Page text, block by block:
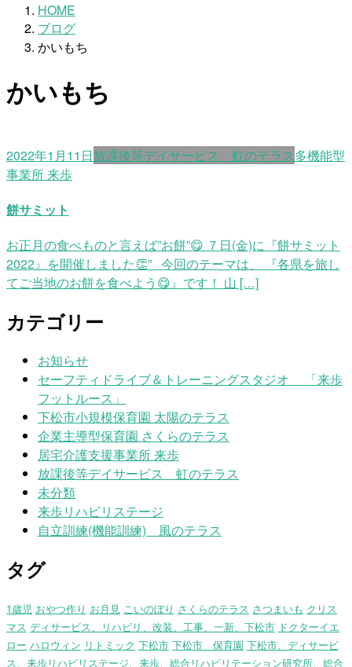
HOME
ブログ
かいもち
かいもち
2022年1月11日放課後等デイサービス 虹のテラス多機能型
事業所 来歩
餅サミット
お正月の食べものと言えば”お餅”😋 ７日(金)に『餅サミット
2022』を開催しました👏” 今回のテーマは、 『各県を旅し
てご当地のお餅を食べよう😋』です！ 山 […]
カテゴリー
お知らせ
セーフティドライブ＆トレーニングスタジオ 「来歩
フットルース」
下松市小規模保育園 太陽のテラス
企業主導型保育園 さくらのテラス
居宅介護支援事業所 来歩
放課後等デイサービス 虹のテラス
未分類
来歩リハビリステージ
自立訓練(機能訓練) 風のテラス
タグ
1歳児 おやつ作り お月見 こいのぼり さくらのテラス さつまいも クリス
マス ディサービス、リハビリ、改装、工事、一新、下松市 ドクターイエ
ロー ハロウィン リトミック 下松市 下松市 保育園 下松市、ディサービ
ス、来歩リハビリステージ、来歩、総合リハビリテーション研究所、総合